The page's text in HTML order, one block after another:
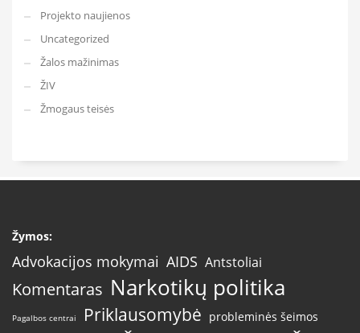
Projekto naujienos
Uncategorized
Žalos mažinimas
ŽIV
Žmogaus teisės
Žymos:
Advokacijos mokymai AIDS Antstoliai
Komentaras Narkotikų politika
Pagalbos centrai Priklausomybė probleminės šeimos